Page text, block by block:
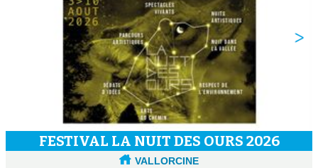
FESTIVAL LA NUIT DES OURS 2026
VALLORCINE